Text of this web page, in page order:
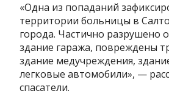
«Одна из попаданий
территории больницы в
города. Частично разрушено
здание гаража, повреждены
здание медучреждения,
легковые автомобили», —
спасатели.